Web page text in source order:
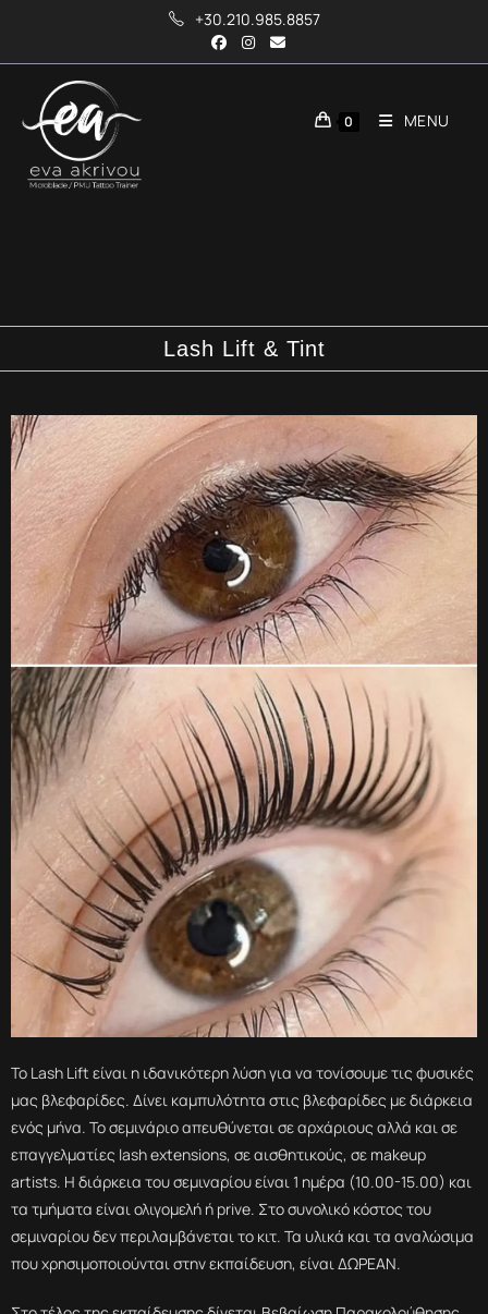
+30.210.985.8857
0 MENU
Lash Lift & Tint
Το Lash Lift είναι η ιδανικότερη λύση για να τονίσουμε τις φυσικές
μας βλεφαρίδες. Δίνει καμπυλότητα στις βλεφαρίδες με διάρκεια
ενός μήνα. Το σεμινάριο απευθύνεται σε αρχάριους αλλά και σε
επαγγελματίες lash extensions, σε αισθητικούς, σε makeup
artists. Η διάρκεια του σεμιναρίου είναι 1 ημέρα (10.00-15.00) και
τα τμήματα είναι ολιγομελή ή prive. Στο συνολικό κόστος του
σεμιναρίου δεν περιλαμβάνεται το κιτ. Τα υλικά και τα αναλώσιμα
που χρησιμοποιούνται στην εκπαίδευση, είναι ΔΩΡΕΑΝ.